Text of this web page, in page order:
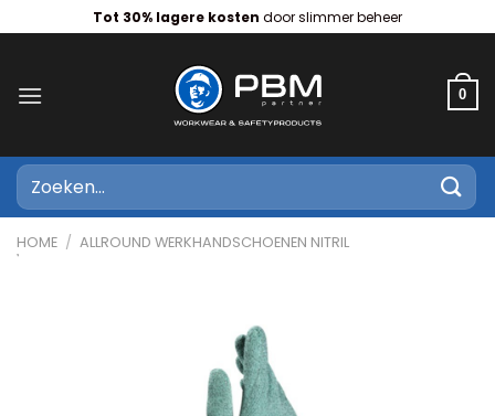
naar
Tot 30% lagere kosten door slimmer beheer
0
Zoeken
naar:
HOME / ALLROUND WERKHANDSCHOENEN NITRIL
WERKHANDSCHOENEN